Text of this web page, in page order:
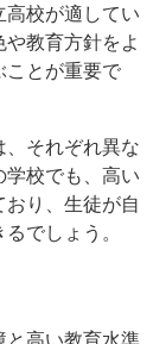
校が適してい
教育方針をよ
ことが重要で
それぞれ異な
学校でも、高い
り、生徒が自
でしょう。
と高い教育水準